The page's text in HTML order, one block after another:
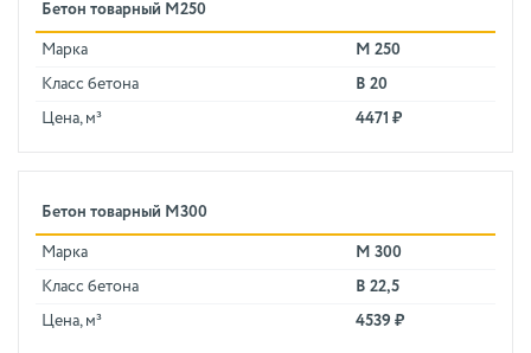
Бетон товарный М250
Марка М 250
Класс бетона В 20
Цена, м³ 4471 ₽
Бетон товарный М300
Марка М 300
Класс бетона В 22,5
Цена, м³ 4539 ₽